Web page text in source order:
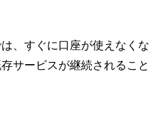
、すぐに口座が使えなくな
サービスが継続されること